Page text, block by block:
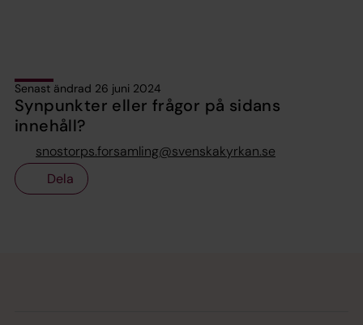
Senast ändrad 26 juni 2024
Synpunkter eller frågor på sidans
innehåll?
snostorps.forsamling@svenskakyrkan.se
Dela